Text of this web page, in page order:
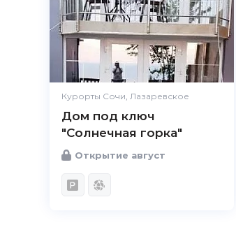
Курорты Сочи, Лазаревское
Дом под ключ
"Солнечная горка"
Открытие август